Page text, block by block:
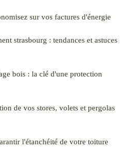
sur vos factures d'énergie
strasbourg : tendances et astuces
bois : la clé d'une protection
de vos stores, volets et pergolas
l'étanchéité de votre toiture